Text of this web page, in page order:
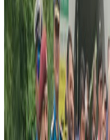
उनीहरुले अर्जुन तिमल्सिनाको
संकलन सुरु गरेका छन् । यो समाचार
भइसकेको छ ।
गो फन्ड मिबाट सहयोग गर्ने यो लिंक
‘यस्तो दुख जो कसैलाई पर्न
-‘त्यसैले समाजका सबै